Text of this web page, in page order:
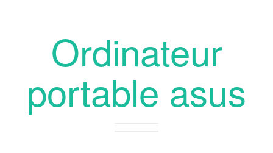
Ordinateur
portable asus